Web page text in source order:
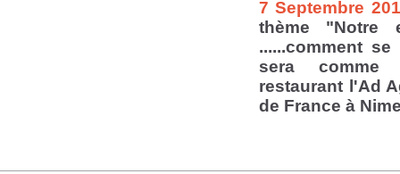
7 Septembre
thème "Notre
......comment
sera comme
restaurant l'Ad
de France à